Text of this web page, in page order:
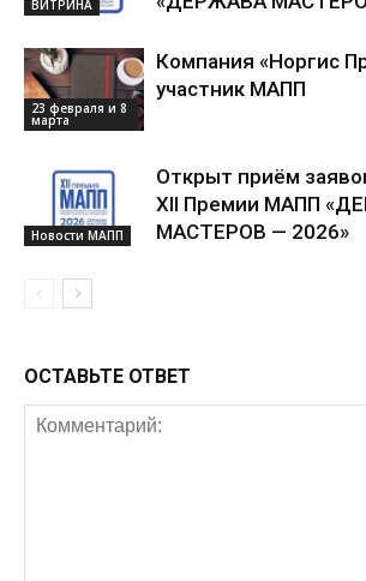
ВИТРИНА
23 февраля и 8
марта
Компания «Норгис
участник МАПП
Новости МАПП
Открыт приём
XII Премии МАПП
МАСТЕРОВ — 2026»
ОСТАВЬТЕ ОТВЕТ